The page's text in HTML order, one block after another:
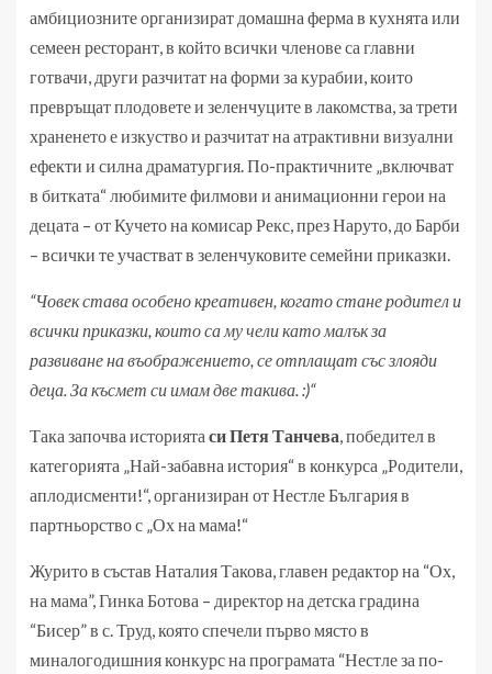
амбициозните организират домашна ферма в кухнята или
семеен ресторант, в който всички членове са главни
готвачи, други разчитат на форми за курабии, които
превръщат плодовете и зеленчуците в лакомства, за трети
храненето е изкуство и разчитат на атрактивни визуални
ефекти и силна драматургия. По-практичните „включват
в битката“ любимите филмови и анимационни герои на
децата – от Кучето на комисар Рекс, през Наруто, до Барби
– всички те участват в зеленчуковите семейни приказки.
“Човек става особено креативен, когато стане родител и
всички приказки, които са му чели като малък за
развиване на въображението, се отплащат със злояди
деца. За късмет си имам две такива. :)“
Така започва историята си Петя Танчева, победител в
категорията „Най-забавна история“ в конкурса „Родители,
аплодисменти!“, организиран от Нестле България в
партньорство с „Ох на мама!“
Журито в състав Наталия Такова, главен редактор на “Ох,
на мама”, Гинка Ботова – директор на детска градина
“Бисер” в с. Труд, която спечели първо място в
миналогодишния конкурс на програмата “Нестле за по-